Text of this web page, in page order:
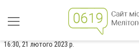
16:30, 21 лютого 2023 р.